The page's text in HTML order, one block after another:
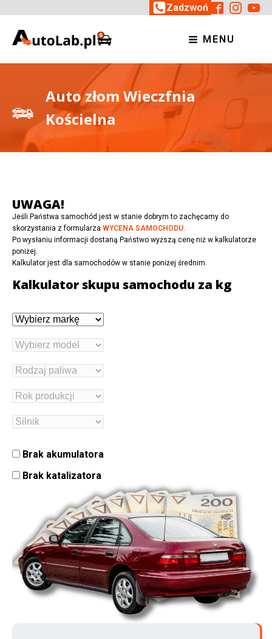
Zadzwoń
MENU
Auto złom Wieczfnia
Kościelna
UWAGA!
Jeśli Państwa samochód jest w stanie dobrym to zachęcamy do
skorzystania z formularza WYCENA SAMOCHODU.
Po wysłaniu informacji dostaną Państwo wyższą cenę niż w kalkulatorze
poniżej.
Kalkulator jest dla samochodów w stanie poniżej średnim.
Kalkulator skupu samochodu za kg
Brak akumulatora
Brak katalizatora